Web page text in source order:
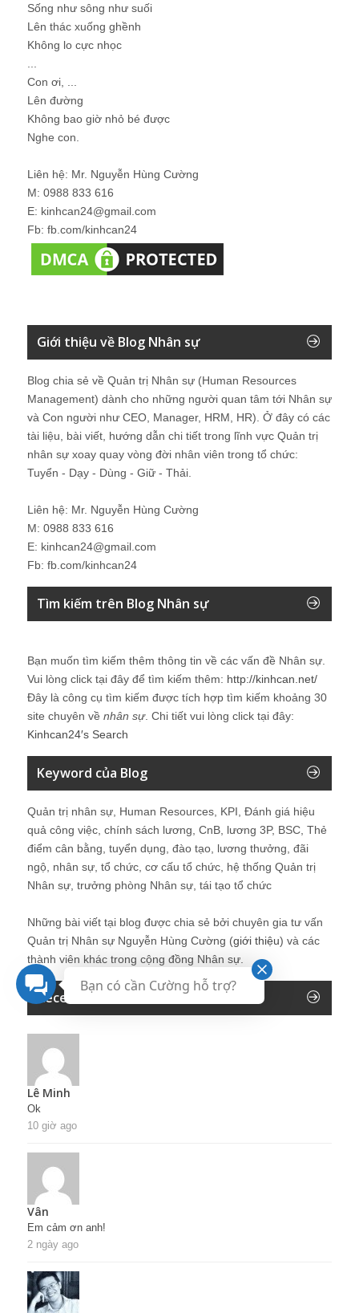
Sống như sông như suối
Lên thác xuống ghềnh
Không lo cực nhọc
Con ơi, ...
Lên đường
Không bao giờ nhỏ bé được
Nghe con.
Liên hệ: Mr. Nguyễn Hùng Cường
M: 0988 833 616
E: kinhcan24@gmail.com
Fb: fb.com/kinhcan24
Giới thiệu về Blog Nhân sự
Blog chia sẻ về Quản trị Nhân sự (Human Resources
Management) dành cho những người quan tâm tới Nhân sự
và Con người như CEO, Manager, HRM, HR). Ở đây có các
tài liệu, bài viết, hướng dẫn chi tiết trong lĩnh vực Quản trị
nhân sự xoay quay vòng đời nhân viên trong tổ chức:
Tuyển - Dạy - Dùng - Giữ - Thải.
Liên hệ: Mr. Nguyễn Hùng Cường
M: 0988 833 616
E: kinhcan24@gmail.com
Fb: fb.com/kinhcan24
Tìm kiếm trên Blog Nhân sự
Bạn muốn tìm kiếm thêm thông tin về các vấn đề Nhân sự
Vui lòng click tại đây để tìm kiếm thêm: http://kinhcan.net/
Đây là công cụ tìm kiếm được tích hợp tìm kiếm khoảng 30
site chuyên về nhân sự. Chi tiết vui lòng click tại đây:
Kinhcan24′s Search
Keyword của Blog
Quản trị nhân sự, Human Resources, KPI, Đánh giá hiệu
quả công việc, chính sách lương, CnB, lương 3P, BSC, Thẻ
điểm cân bằng, tuyển dụng, đào tạo, lương thưởng, đãi
ngộ, nhân sự, tổ chức, cơ cấu tổ chức, hệ thống Quản trị
Nhân sự, trưởng phòng Nhân sự, tái tạo tổ chức
Những bài viết tại blog được chia sẻ bởi chuyên gia tư vấn
Quản trị Nhân sự Nguyễn Hùng Cường (giới thiệu) và các
thành viên khác trong cộng đồng Nhân sự.
Recent Comments
Lê Minh
Ok
10 giờ ago
Vân
Em cảm ơn anh!
2 ngày ago
Bạn có cần Cường hỗ trợ?